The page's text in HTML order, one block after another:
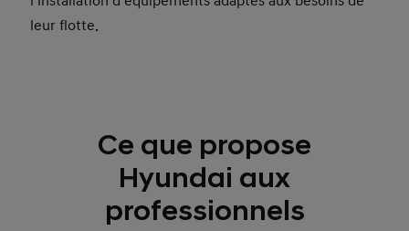
leur flotte.
Ce que propose
Hyundai aux
professionnels